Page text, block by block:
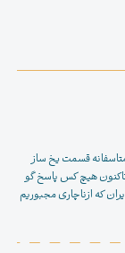
قسمت یخ ساز
۱۶۰۸ تماس گرفتم ولی تاکنون هیچ کس پاسخ گو
که ازناچاری مجبوریم